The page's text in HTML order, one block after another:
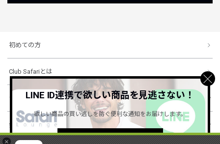
×
初めての方
Club Safariとは
ショッピングガイド
会社概要・規約
LINE ID連携で欲しい商品を見逃さない！
欲しい商品の買い逃しを防ぐ便利な通知をお届けします。
詳しくはこちら ＞